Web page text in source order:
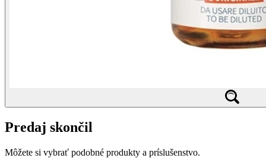
Predaj skončil
Môžete si vybrať podobné produkty a príslušenstvo.